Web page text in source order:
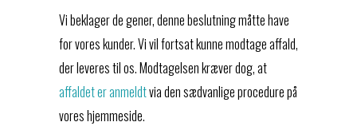
Vi beklager de gener, denne beslutning måtte have
for vores kunder. Vi vil fortsat kunne modtage affald,
der leveres til os. Modtagelsen kræver dog, at
affaldet er anmeldtvia den sædvanlige procedure på
vores hjemmeside.